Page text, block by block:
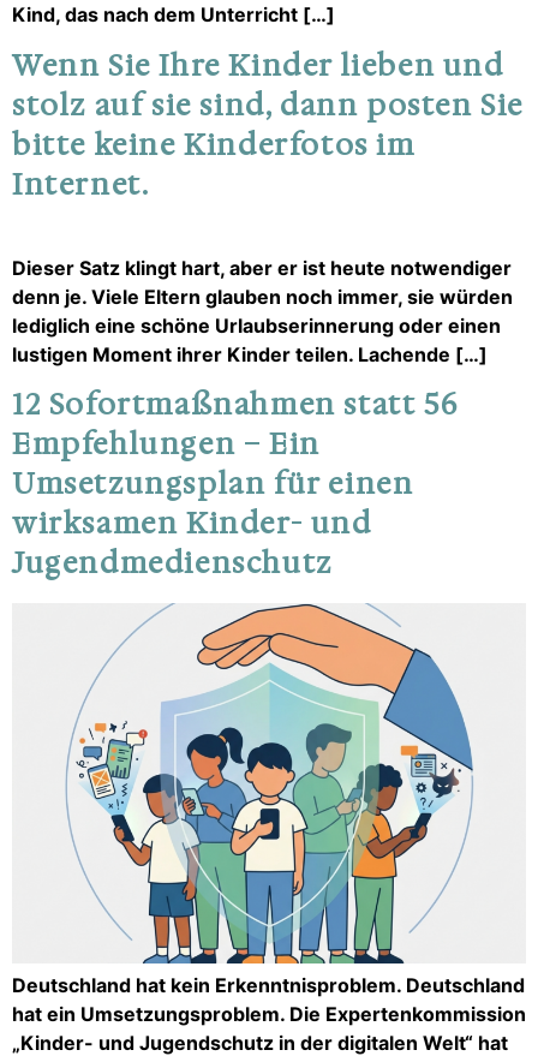
Kind, das nach dem Unterricht […]
Wenn Sie Ihre Kinder lieben und
stolz auf sie sind, dann posten Sie
bitte keine Kinderfotos im
Internet.
Dieser Satz klingt hart, aber er ist heute notwendiger
denn je. Viele Eltern glauben noch immer, sie würden
lediglich eine schöne Urlaubserinnerung oder einen
lustigen Moment ihrer Kinder teilen. Lachende […]
12 Sofortmaßnahmen statt 56
Empfehlungen – Ein
Umsetzungsplan für einen
wirksamen Kinder- und
Jugendmedienschutz
Deutschland hat kein Erkenntnisproblem. Deutschland
hat ein Umsetzungsproblem. Die Expertenkommission
„Kinder- und Jugendschutz in der digitalen Welt“ hat